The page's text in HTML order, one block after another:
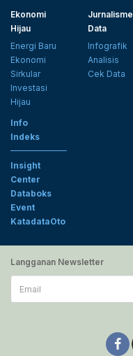
Ekonomi
Hijau
Energi Baru
Ekonomi
Sirkular
Investasi
Hijau
Jurnalisme
Data
Infografik
Analisis
Cek Data
Info
Indeks
Insight
Center
Databoks
Event
KatadataOto
Langganan Newsletter
Email